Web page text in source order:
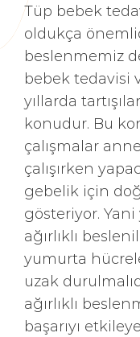
Tüp bebek
oldukça
beslenmemiz
bebek tedavisi
yıllarda
konudur. Bu
çalışmalar
çalışırken
gebelik için
gösteriyor.
ağırlıklı
yumurta
uzak
ağırlıklı
başarıyı